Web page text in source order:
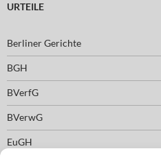
URTEILE
Berliner Gerichte
BGH
BVerfG
BVerwG
EuGH